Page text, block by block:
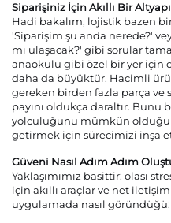
Siparişiniz İçin Akıllı Bir
Hadi bakalım, lojistik bazen
'Siparişim şu anda nerede?'
mı ulaşacak?' gibi sorular
anaokulu gibi özel bir yer için
daha da büyüktür. Hacimli
gereken birden fazla parça ve
payını oldukça daraltır.
yolculuğunu mümkün olduğu
getirmek için sürecimizi inşa
Güveni Nasıl Adım Adım
Yaklaşımımız basittir: olası
için akıllı araçlar ve net
uygulamada nasıl göründüğü: